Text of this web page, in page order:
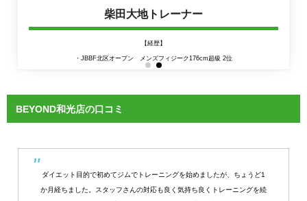
柴田大地トレーナー
【経歴】
・JBBF北区オープン メンズフィジーク176cm超級 2位
BEYOND和光店の口コミ
ダイエット目的で初めてジムでトレーニングを始めましたが、ちょうど1
か月経ちました。スタッフさんの対応も良く気持ち良くトレーニングを続